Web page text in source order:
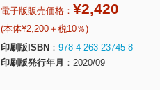
電子版販売価格： ¥2,420
(本体¥2,200＋税10％)
印刷版ISBN
978-4-263-23745-8
印刷版発行年月
2020/09